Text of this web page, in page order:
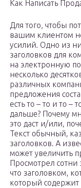
Как Написать
Для того, чтобы
вашим клиентом
усилий. Одно из
заголовков для
на электронную
несколько
различных
предложения
есть то – то и то –
дальше? Почему
это даст и/или,
Текст обычный,
заголовков. А
может увеличить
Просмотрел
что заголовком,
который содержит